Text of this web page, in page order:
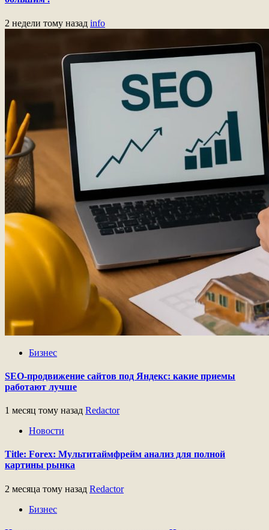
2 недели тому назад info
Бизнес
SEO-продвижение сайтов под Яндекс: какие приемы
работают лучше
1 месяц тому назад Redactor
Новости
Title: Forex: Мультитаймфрейм анализ для полной
картины рынка
2 месяца тому назад Redactor
Бизнес